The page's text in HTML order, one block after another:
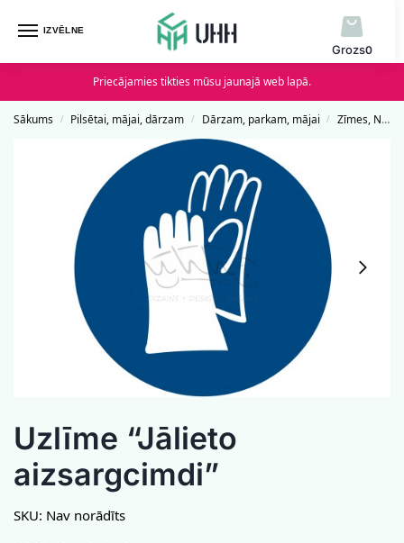
IZVĒLNE
0
Priecājamies tikties mūsu jaunajā web lapā.
Sākums / Pilsētai, mājai, dārzam / Dārzam, parkam, mājai / Zīmes, Norādes un Uzlīmes
Uzlīme “Jālieto
aizsargcimdi”
SKU: Nav norādīts